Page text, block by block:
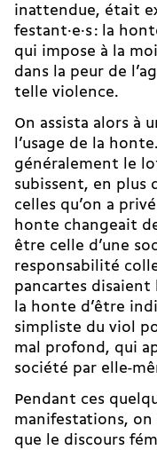
inattendue, était
festant·e·s : la
qui impose à la
dans la peur de
telle violence.
On assista alors à
l’usage de la
généralement le
subissent, en plus
celles qu’on a
honte changeait
être celle d’une
responsabilité
pancartes disaient
la honte d’être
simpliste du viol
mal profond, qui
société par elle-
Pendant ces
manifestations, on
que le discours